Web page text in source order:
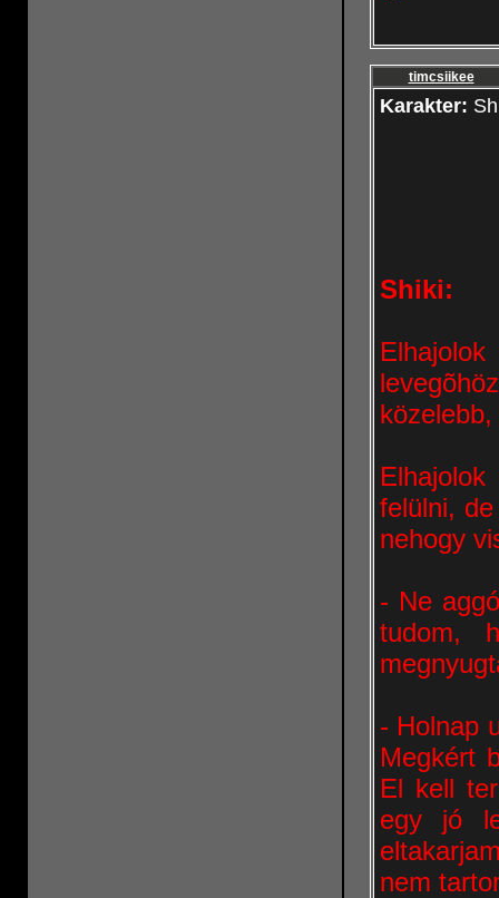
timcsiikee
Karakter:
Shiki:
felülni,
nehogy
- Ne
tudom,
- Holnap
Megkért
El kell
egy jó
nem